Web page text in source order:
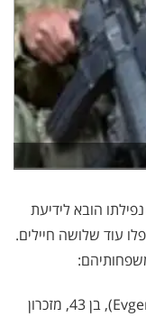
הובא לידיעת
עוד שלושה חיילים.
- רס״ן (מיל׳) יבגני זינרשיין (Evgeny Zinershain), בן 43, מזכרון